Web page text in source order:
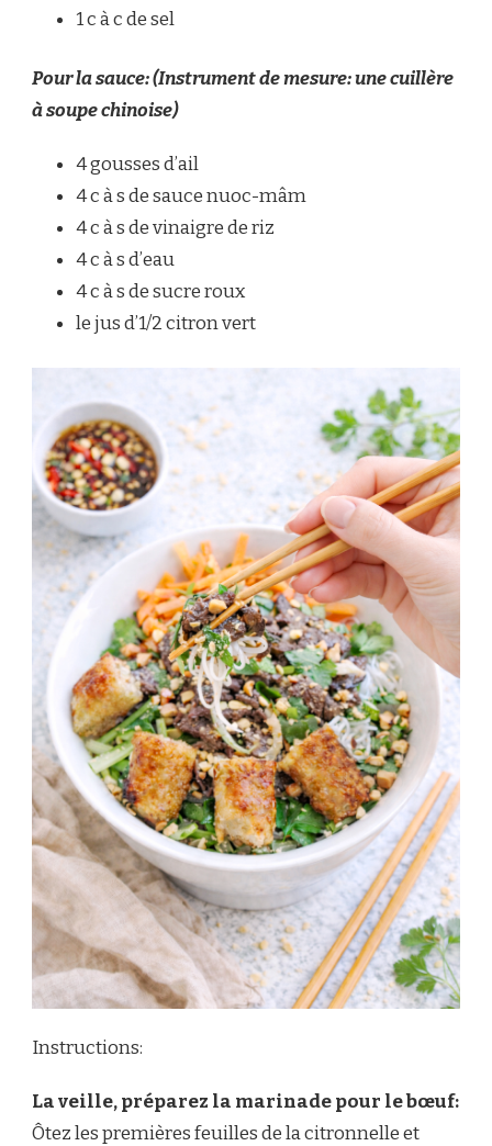
1 c à c de sel
Pour la sauce: (Instrument de mesure: une cuillère
à soupe chinoise)
4 gousses d’ail
4 c à s de sauce nuoc-mâm
4 c à s de vinaigre de riz
4 c à s d’eau
4 c à s de sucre roux
le jus d’1/2 citron vert
Instructions:
La veille, préparez la marinade pour le bœuf:
Ôtez les premières feuilles de la citronnelle et